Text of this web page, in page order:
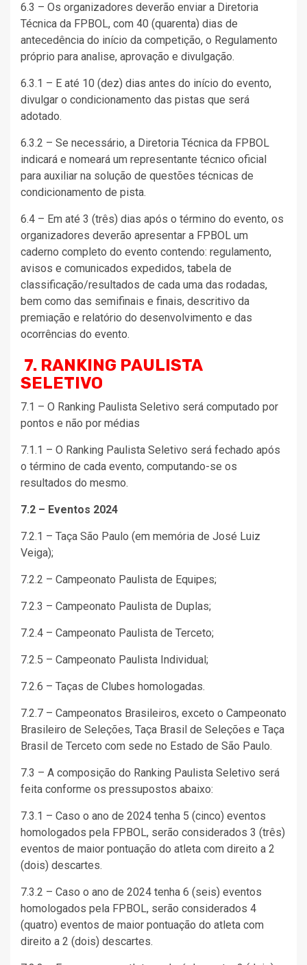
6.3 – Os organizadores deverão enviar a Diretoria
Técnica da FPBOL, com 40 (quarenta) dias de
antecedência do início da competição, o Regulamento
próprio para analise, aprovação e divulgação.
6.3.1 – E até 10 (dez) dias antes do início do evento,
divulgar o condicionamento das pistas que será
adotado.
6.3.2 – Se necessário, a Diretoria Técnica da FPBOL
indicará e nomeará um representante técnico oficial
para auxiliar na solução de questões técnicas de
condicionamento de pista.
6.4 – Em até 3 (três) dias após o término do evento, os
organizadores deverão apresentar a FPBOL um
caderno completo do evento contendo: regulamento,
avisos e comunicados expedidos, tabela de
classificação/resultados de cada uma das rodadas,
bem como das semifinais e finais, descritivo da
premiação e relatório do desenvolvimento e das
ocorrências do evento.
7. RANKING PAULISTA
SELETIVO
7.1 – O Ranking Paulista Seletivo será computado por
pontos e não por médias
7.1.1 – O Ranking Paulista Seletivo será fechado após
o término de cada evento, computando-se os
resultados do mesmo.
7.2 – Eventos 2024
7.2.1 – Taça São Paulo (em memória de José Luiz
Veiga);
7.2.2 – Campeonato Paulista de Equipes;
7.2.3 – Campeonato Paulista de Duplas;
7.2.4 – Campeonato Paulista de Terceto;
7.2.5 – Campeonato Paulista Individual;
7.2.6 – Taças de Clubes homologadas.
7.2.7 – Campeonatos Brasileiros, exceto o Campeonato
Brasileiro de Seleções, Taça Brasil de Seleções e Taça
Brasil de Terceto com sede no Estado de São Paulo.
7.3 – A composição do Ranking Paulista Seletivo será
feita conforme os pressupostos abaixo:
7.3.1 – Caso o ano de 2024 tenha 5 (cinco) eventos
homologados pela FPBOL, serão considerados 3 (três)
eventos de maior pontuação do atleta com direito a 2
(dois) descartes.
7.3.2 – Caso o ano de 2024 tenha 6 (seis) eventos
homologados pela FPBOL, serão considerados 4
(quatro) eventos de maior pontuação do atleta com
direito a 2 (dois) descartes.